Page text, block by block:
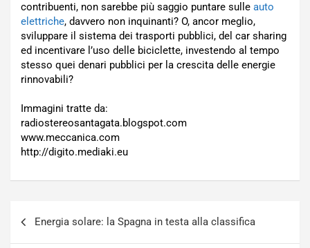
contribuenti, non sarebbe più saggio puntare sulle auto
elettriche, davvero non inquinanti? O, ancor meglio,
sviluppare il sistema dei trasporti pubblici, del car sharing
ed incentivare l’uso delle biciclette, investendo al tempo
stesso quei denari pubblici per la crescita delle energie
rinnovabili?
Immagini tratte da:
radiostereosantagata.blogspot.com
www.meccanica.com
http://digito.mediaki.eu
articoli
Energia solare: la Spagna in testa alla classifica